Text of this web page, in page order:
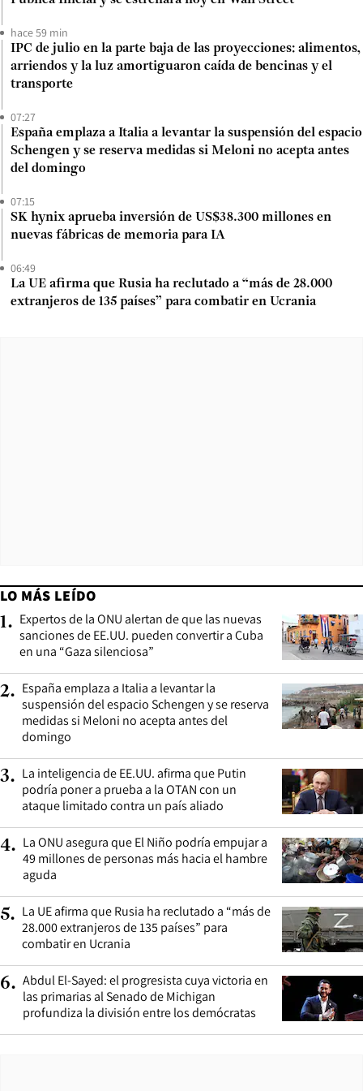
hace 59 min
IPC de julio en la parte baja de las proyecciones: alimentos,
arriendos y la luz amortiguaron caída de bencinas y el
transporte
07:27
España emplaza a Italia a levantar la suspensión del espacio
Schengen y se reserva medidas si Meloni no acepta antes
del domingo
07:15
SK hynix aprueba inversión de US$38.300 millones en
nuevas fábricas de memoria para IA
06:49
La UE afirma que Rusia ha reclutado a “más de 28.000
extranjeros de 135 países” para combatir en Ucrania
LO MÁS LEÍDO
1. Expertos de la ONU alertan de que las nuevas
sanciones de EE.UU. pueden convertir a Cuba
en una “Gaza silenciosa”
2. España emplaza a Italia a levantar la
suspensión del espacio Schengen y se reserva
medidas si Meloni no acepta antes del
domingo
3. La inteligencia de EE.UU. afirma que Putin
podría poner a prueba a la OTAN con un
ataque limitado contra un país aliado
4. La ONU asegura que El Niño podría empujar a
49 millones de personas más hacia el hambre
aguda
5. La UE afirma que Rusia ha reclutado a “más de
28.000 extranjeros de 135 países” para
combatir en Ucrania
6. Abdul El-Sayed: el progresista cuya victoria en
las primarias al Senado de Michigan
profundiza la división entre los demócratas